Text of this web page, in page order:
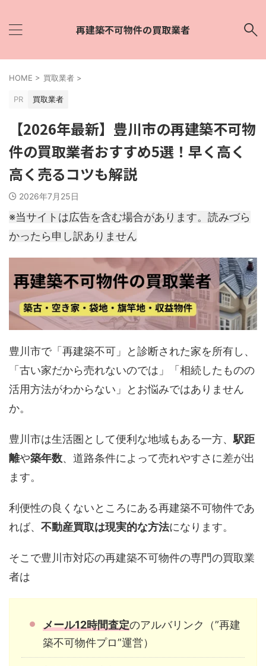
再建築不可物件の買取業者
HOME > 買取業者 >
PR 買取業者
【2026年最新】豊川市の再建築不可物
件の買取業者おすすめ5選！早く高く
高く売るコツも解説
2026年7月25日
※当サイトは広告を含む場合があります。読みづら
かったら申し訳ありません
豊川市で「再建築不可」と診断された家を所有し、
「古い家だから売れないのでは」「相続したものの
活用方法がわからない」とお悩みではありません
か。
豊川市は生活圏として便利な地域もある一方、駅距
離や築年数、道路条件によって売れやすさに差が出
ます。
利便性の良くないところにある再建築不可物件であ
れば、 不動産買取は現実的な方法になります。
そこで豊川市対応の再建築不可物件の専門の買取業
者は
メール12時間査定のアルバリンク（”再建
築不可物件プロ”運営）